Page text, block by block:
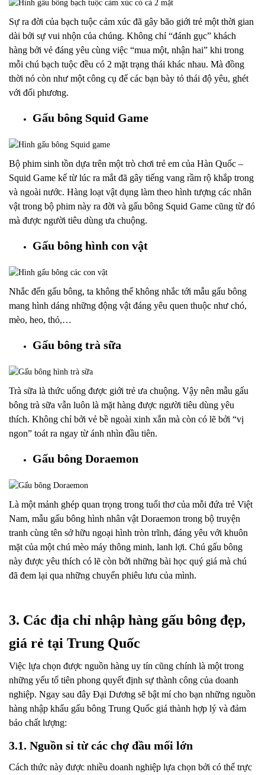
Sự ra đời của bạch tuộc cảm xúc đã gây bão giới trẻ một thời gian
dài bởi sự vui nhộn của chúng. Không chỉ “đánh gục” khách
hàng bởi vẻ đáng yêu cùng việc “mua một, nhận hai” khi trong
mỗi chú bạch tuộc đều có 2 mặt trạng thái khác nhau. Mà đồng
thời nó còn như một công cụ để các bạn bày tỏ thái độ yêu, ghét
với đối phương.
Gấu bông Squid Game
Bộ phim sinh tồn dựa trên một trò chơi trẻ em của Hàn Quốc –
Squid Game kể từ lúc ra mắt đã gây tiếng vang rầm rộ khắp trong
và ngoài nước. Hàng loạt vật dụng làm theo hình tượng các nhân
vật trong bộ phim này ra đời và gấu bông Squid Game cũng từ đó
mà được người tiêu dùng ưa chuộng.
Gấu bông hình con vật
Nhắc đến gấu bông, ta không thể không nhắc tới mẫu gấu bông
mang hình dáng những động vật đáng yêu quen thuộc như chó,
mèo, heo, thỏ,…
Gấu bông trà sữa
Trà sữa là thức uống được giới trẻ ưa chuộng. Vậy nên mẫu gấu
bông trà sữa vẫn luôn là mặt hàng được người tiêu dùng yêu
thích. Không chỉ bởi vẻ bề ngoài xinh xắn mà còn có lẽ bởi “vị
ngon” toát ra ngay từ ánh nhìn đầu tiên.
Gấu bông Doraemon
Là một mảnh ghép quan trọng trong tuổi thơ của mỗi đứa trẻ Việt
Nam, mẫu gấu bông hình nhân vật Doraemon trong bộ truyện
tranh cùng tên sở hữu ngoại hình tròn trĩnh, đáng yêu với khuôn
mặt của một chú mèo máy thông minh, lanh lợi. Chú gấu bông
này được yêu thích có lẽ còn bởi những bài học quý giá mà chú
đã đem lại qua những chuyến phiêu lưu của mình.
3. Các địa chỉ nhập hàng gấu bông đẹp,
giá rẻ tại Trung Quốc
Việc lựa chọn được nguồn hàng uy tín cũng chính là một trong
những yếu tố tiên phong quyết định sự thành công của doanh
nghiệp. Ngay sau đây Đại Dương sẽ bật mí cho bạn những nguồn
hàng nhập khẩu gấu bông Trung Quốc giá thành hợp lý và đảm
bảo chất lượng:
3.1. Nguồn sỉ từ các chợ đầu mối lớn
Cách thức này được nhiều doanh nghiệp lựa chọn bởi có thể trực